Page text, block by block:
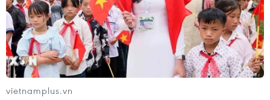
vietnamplus.vn